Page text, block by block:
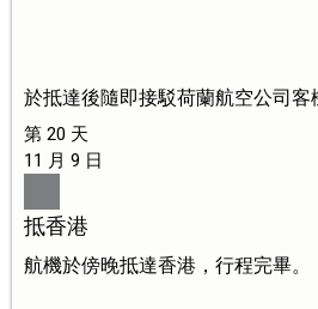
於抵達後隨即接駁荷蘭航空公司客
第 20 天
11 月 9 日
抵香港
航機於傍晚抵達香港，行程完畢。